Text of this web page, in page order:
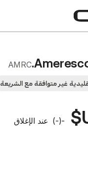
AMRC
غير متوافقة مع الشريعة
-
(
-
) عند الإغلاق